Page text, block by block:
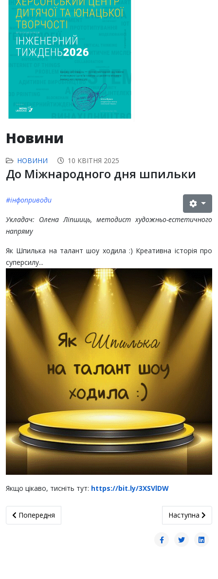
Новини
НОВИНИ 10 КВІТНЯ 2025
До Міжнародного дня шпильки
#інфоприводи
Укладач: Олена Ліпшиць, методист художньо-естетичного
напряму
Як Шпилька на талант шоу ходила :) Креативна історія про
суперсилу...
Якщо цікаво, тисніть тут: https://bit.ly/3XSVlDW
Попередня стаття: Малюймо!
Попередня наступна
Наступна